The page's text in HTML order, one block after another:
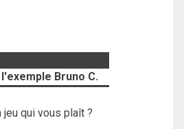
Bruno C.
jeu qui vous plaît ?